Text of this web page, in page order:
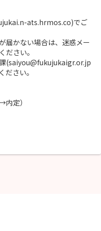
ats.hrmos.co)でご
届かない場合は、迷惑メー
ださい。
(saiyou@fukujukaigr.or.jp
さい。
定）